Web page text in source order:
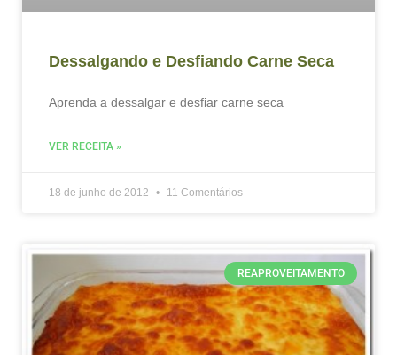
Dessalgando e Desfiando Carne Seca
Aprenda a dessalgar e desfiar carne seca
VER RECEITA »
18 de junho de 2012 11 Comentários
REAPROVEITAMENTO